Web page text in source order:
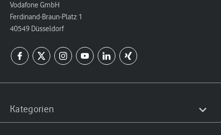
Vodafone GmbH
Ferdinand-Braun-Platz 1
40549 Düsseldorf
Kategorien